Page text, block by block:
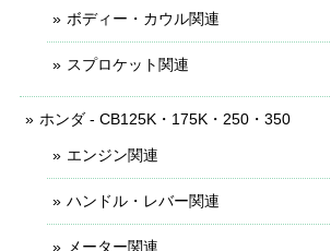
ボディー・カウル関連
スプロケット関連
ホンダ - CB125K・175K・250・350
エンジン関連
ハンドル・レバー関連
メーター関連